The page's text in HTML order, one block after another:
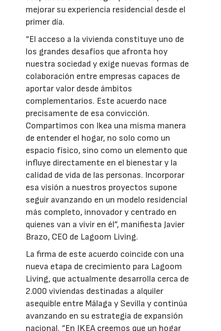
mejorar su experiencia residencial desde el
primer día.
“El acceso a la vivienda constituye uno de
los grandes desafíos que afronta hoy
nuestra sociedad y exige nuevas formas de
colaboración entre empresas capaces de
aportar valor desde ámbitos
complementarios. Este acuerdo nace
precisamente de esa convicción.
Compartimos con Ikea una misma manera
de entender el hogar, no solo como un
espacio físico, sino como un elemento que
influye directamente en el bienestar y la
calidad de vida de las personas. Incorporar
esa visión a nuestros proyectos supone
seguir avanzando en un modelo residencial
más completo, innovador y centrado en
quienes van a vivir en él”, manifiesta Javier
Brazo, CEO de Lagoom Living.
La firma de este acuerdo coincide con una
nueva etapa de crecimiento para Lagoom
Living, que actualmente desarrolla cerca de
2.000 viviendas destinadas a alquiler
asequible entre Málaga y Sevilla y continúa
avanzando en su estrategia de expansión
nacional. “En IKEA creemos que un hogar